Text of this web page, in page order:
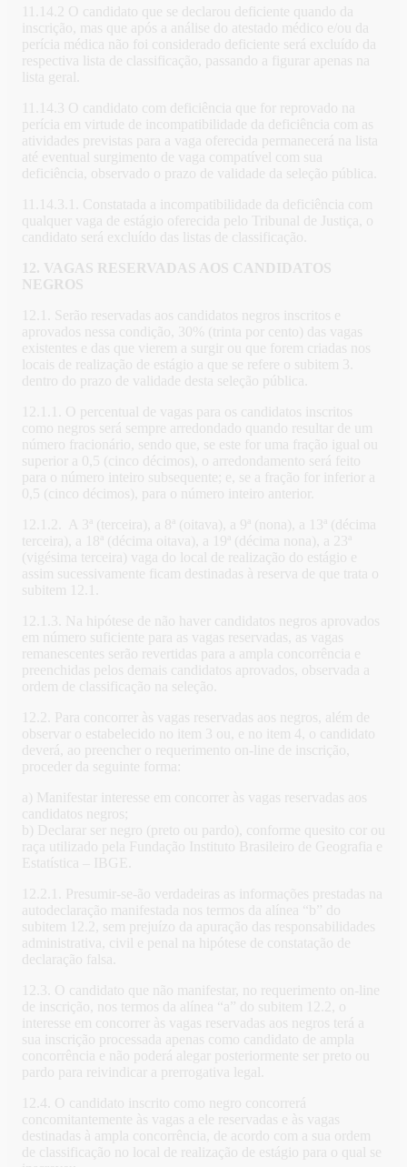
11.14.2 O candidato que se declarou deficiente quando da
inscrição, mas que após a análise do atestado médico e/ou da
perícia médica não foi considerado deficiente será excluído da
respectiva lista de classificação, passando a figurar apenas na
lista geral.
11.14.3 O candidato com deficiência que for reprovado na
perícia em virtude de incompatibilidade da deficiência com as
atividades previstas para a vaga oferecida permanecerá na lista
até eventual surgimento de vaga compatível com sua
deficiência, observado o prazo de validade da seleção pública.
11.14.3.1. Constatada a incompatibilidade da deficiência com
qualquer vaga de estágio oferecida pelo Tribunal de Justiça, o
candidato será excluído das listas de classificação.
12. VAGAS RESERVADAS AOS CANDIDATOS
NEGROS
12.1. Serão reservadas aos candidatos negros inscritos e
aprovados nessa condição, 30% (trinta por cento) das vagas
existentes e das que vierem a surgir ou que forem criadas nos
locais de realização de estágio a que se refere o subitem 3.
dentro do prazo de validade desta seleção pública.
12.1.1. O percentual de vagas para os candidatos inscritos
como negros será sempre arredondado quando resultar de um
número fracionário, sendo que, se este for uma fração igual ou
superior a 0,5 (cinco décimos), o arredondamento será feito
para o número inteiro subsequente; e, se a fração for inferior a
0,5 (cinco décimos), para o número inteiro anterior.
12.1.2. A 3ª (terceira), a 8ª (oitava), a 9ª (nona), a 13ª (décima
terceira), a 18ª (décima oitava), a 19ª (décima nona), a 23ª
(vigésima terceira) vaga do local de realização do estágio e
assim sucessivamente ficam destinadas à reserva de que trata o
subitem 12.1.
12.1.3. Na hipótese de não haver candidatos negros aprovados
em número suficiente para as vagas reservadas, as vagas
remanescentes serão revertidas para a ampla concorrência e
preenchidas pelos demais candidatos aprovados, observada a
ordem de classificação na seleção.
12.2. Para concorrer às vagas reservadas aos negros, além de
observar o estabelecido no item 3 ou, e no item 4, o candidato
deverá, ao preencher o requerimento on-line de inscrição,
proceder da seguinte forma:
a) Manifestar interesse em concorrer às vagas reservadas aos
candidatos negros;
b) Declarar ser negro (preto ou pardo), conforme quesito cor ou
raça utilizado pela Fundação Instituto Brasileiro de Geografia e
Estatística – IBGE.
12.2.1. Presumir-se-ão verdadeiras as informações prestadas na
autodeclaração manifestada nos termos da alínea “b” do
subitem 12.2, sem prejuízo da apuração das responsabilidades
administrativa, civil e penal na hipótese de constatação de
declaração falsa.
12.3. O candidato que não manifestar, no requerimento on-line
de inscrição, nos termos da alínea “a” do subitem 12.2, o
interesse em concorrer às vagas reservadas aos negros terá a
sua inscrição processada apenas como candidato de ampla
concorrência e não poderá alegar posteriormente ser preto ou
pardo para reivindicar a prerrogativa legal.
12.4. O candidato inscrito como negro concorrerá
concomitantemente às vagas a ele reservadas e às vagas
destinadas à ampla concorrência, de acordo com a sua ordem
de classificação no local de realização de estágio para o qual se